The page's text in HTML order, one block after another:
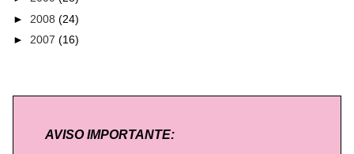
► 2008 (24)
► 2007 (16)
AVISO IMPORTANTE: